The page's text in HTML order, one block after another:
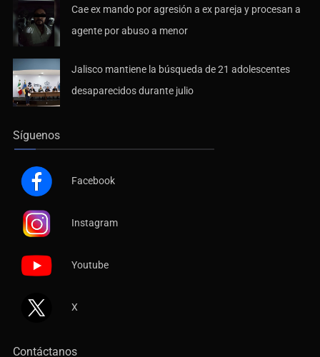
Cae ex mando por agresión a ex pareja y procesan a
agente por abuso a menor
Jalisco mantiene la búsqueda de 21 adolescentes
desaparecidos durante julio
Síguenos
Facebook
Instagram
Youtube
X
Contáctanos